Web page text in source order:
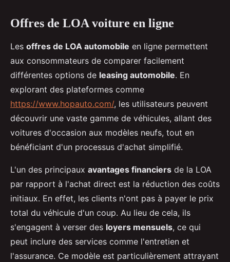
Offres de LOA voiture en ligne
Les offres de LOA automobile en ligne permettent
aux consommateurs de comparer facilement
différentes options de leasing automobile. En
explorant des plateformes comme
https://www.hopauto.com/, les utilisateurs peuvent
découvrir une vaste gamme de véhicules, allant des
voitures d'occasion aux modèles neufs, tout en
bénéficiant d'un processus d'achat simplifié.
L'un des principaux avantages financiers de la LOA
par rapport à l'achat direct est la réduction des coûts
initiaux. En effet, les clients n'ont pas à payer le prix
total du véhicule d'un coup. Au lieu de cela, ils
s'engagent à verser des loyers mensuels, ce qui
peut inclure des services comme l'entretien et
l'assurance. Ce modèle est particulièrement attrayant